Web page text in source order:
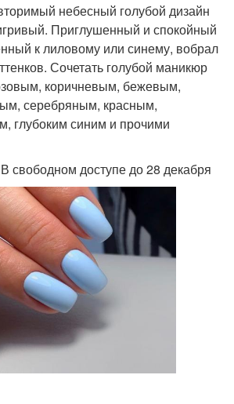
небесный голубой дизайн
Приглушенный и спокойный
к лиловому или синему, вобрал
Сочетать голубой маникюр
коричневым, бежевым,
серебряным, красным,
глубоким синим и прочими
свободном доступе до 28 декабря